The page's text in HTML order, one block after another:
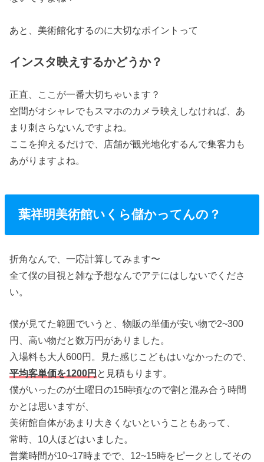
あと、美術館化するのに大切なポイントって
インスタ映えするかどうか？
正直、ここが一番大切ちゃいます？
空間がオシャレでもスマホのカメラ映えしなければ、あ
まり刺さらないんですよね。
ここを抑えるだけで、店舗が観光地化するんで集客力も
あがりますよね。
葉祥明美術館いくら儲かってんの？
折角なんで、一応計算してみます〜
全て僕の目視と雑な予想なんでアテにはしないでくださ
い。
僕が見てた範囲でいうと、物販の単価が安い物で2~300
円、高い物だと数万円がありました。
入場料も大人600円。見た感じこどもはいなかったので、
平均客単価を1200円 と見積もります。
僕がいったのが土曜日の15時頃なので割と混み合う時間
かとは思いますが、
美術館自体があまり大きくないということもあって、
常時、10人ほどはいました。
営業時間が10~17時までで、12~15時をピークとしてその